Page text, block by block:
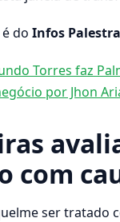
do Infos Palestra
Torres faz
por Jhon
com
ser tratado